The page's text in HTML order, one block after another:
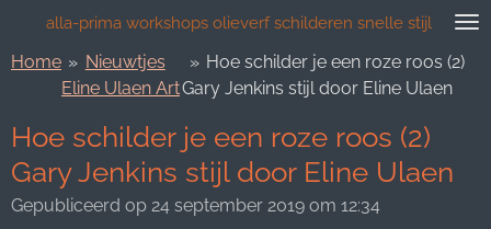
naar
hoofdinhoud
alla-prima workshops olieverf schilderen snelle stijl
Home » Nieuwtjes
Eline Ulaen Art
» Hoe schilder je een roze roos (2)
Gary Jenkins stijl door Eline Ulaen
Hoe schilder je een roze roos (2)
Gary Jenkins stijl door Eline Ulaen
Gepubliceerd op 24 september 2019 om 12:34